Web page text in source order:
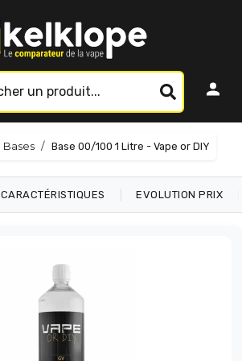
Bases Base 00/100 1 Litre - Vape or DIY
CARACTÉRISTIQUES EVOLUTION PRIX